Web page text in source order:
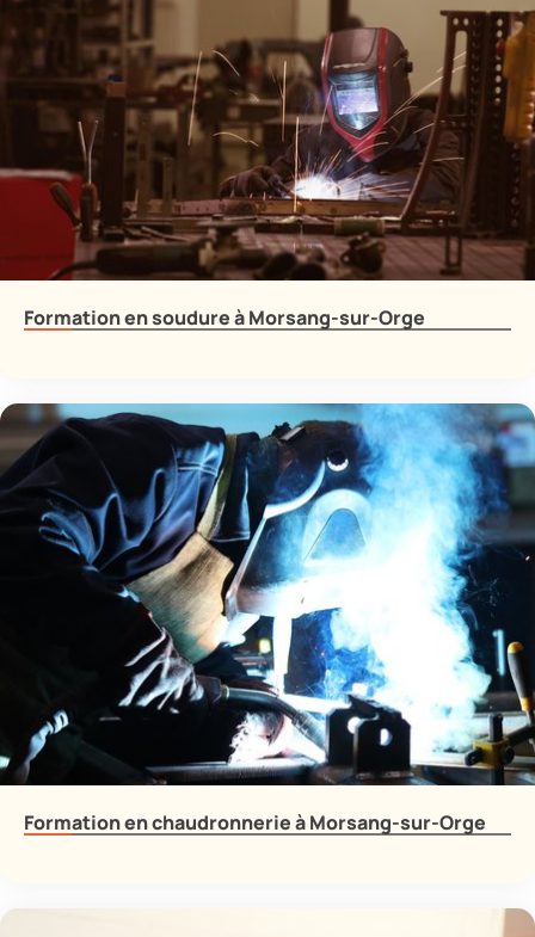
Formation en soudure à Morsang-sur-Orge
Formation en chaudronnerie à Morsang-sur-Orge